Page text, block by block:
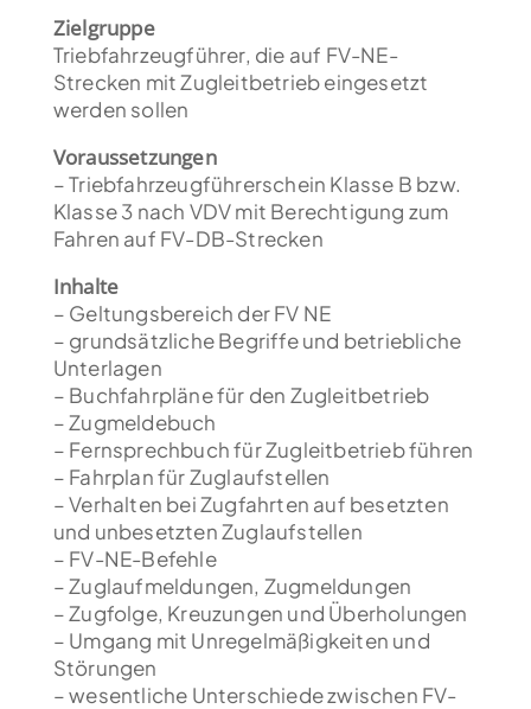
Zielgruppe
Triebfahrzeugführer, die auf FV-NE-
Strecken mit Zugleitbetrieb eingesetzt
werden sollen
Voraussetzungen
– Triebfahrzeugführerschein Klasse B bzw.
Klasse 3 nach VDV mit Berechtigung zum
Fahren auf FV-DB-Strecken
Inhalte
– Geltungsbereich der FV NE
– grundsätzliche Begriffe und betriebliche
Unterlagen
– Buchfahrpläne für den Zugleitbetrieb
– Zugmeldebuch
– Fernsprechbuch für Zugleitbetrieb führen
– Fahrplan für Zuglaufstellen
– Verhalten bei Zugfahrten auf besetzten
und unbesetzten Zuglaufstellen
– FV-NE-Befehle
– Zuglaufmeldungen, Zugmeldungen
– Zugfolge, Kreuzungen und Überholungen
– Umgang mit Unregelmäßigkeiten und
Störungen
– wesentliche Unterschiede zwischen FV-